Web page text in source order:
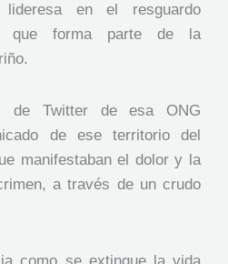
lideresa en el resguardo
que forma parte de la
de Twitter de esa ONG
de ese territorio del
manifestaban el dolor y la
a través de un crudo